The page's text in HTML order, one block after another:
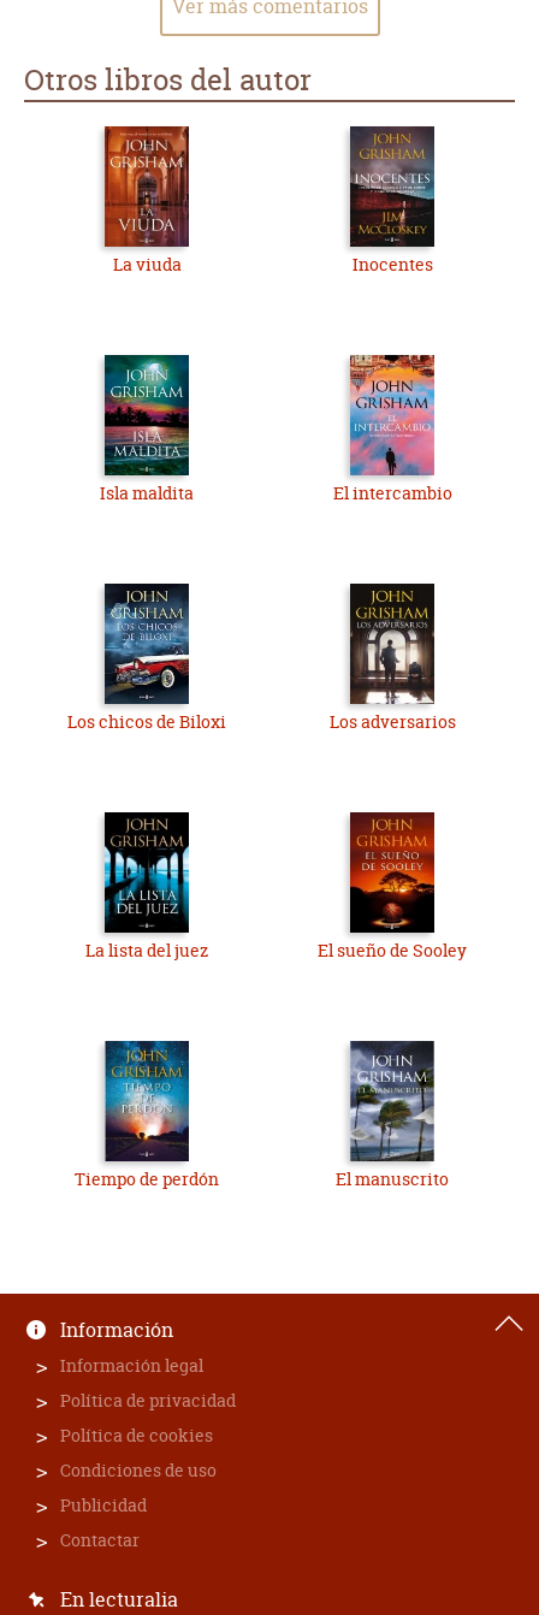
Ver más comentarios
Otros libros del autor
La viuda Inocentes
Isla maldita El intercambio
Los chicos de Biloxi Los adversarios
La lista del juez El sueño de Sooley
Tiempo de perdón El manuscrito
Información
Información legal
Política de privacidad
Política de cookies
Condiciones de uso
Publicidad
Contactar
En lecturalia